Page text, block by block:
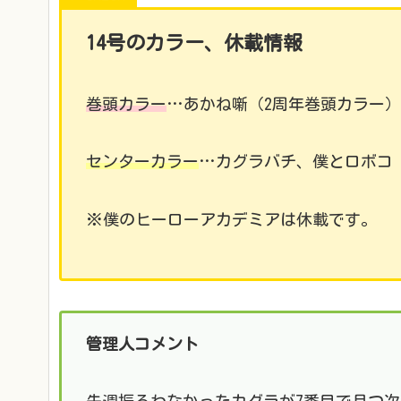
14号のカラー、休載情報
巻頭カラー…あかね噺（2周年巻頭カラー
センターカラー…カグラバチ、僕とロボコ
※僕のヒーローアカデミアは休載です。
管理人コメント